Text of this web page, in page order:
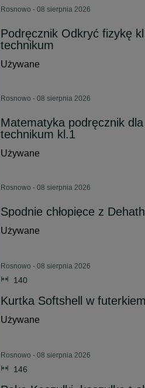
Rosnowo - 08 sierpnia 2026
Podręcznik Odkryć fizykę
technikum
Używane
Rosnowo - 08 sierpnia 2026
Matematyka podręcznik
technikum kl.1
Używane
Rosnowo - 08 sierpnia 2026
Spodnie chłopięce z
Używane
Rosnowo - 08 sierpnia 2026
140
Kurtka Softshell w futerkiem
Używane
Rosnowo - 08 sierpnia 2026
146